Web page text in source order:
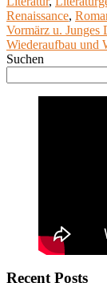
Renaissance,
Vormärz u. Junges
Wiederaufbau und
Suchen
Recent Posts